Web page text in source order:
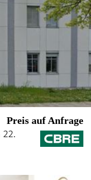
Preis auf Anfrage
22.